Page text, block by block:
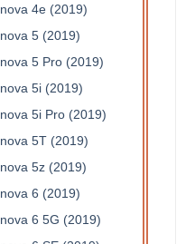
nova 4e (2019)
nova 5 (2019)
nova 5 Pro (2019)
nova 5i (2019)
nova 5i Pro (2019)
nova 5T (2019)
nova 5z (2019)
nova 6 (2019)
nova 6 5G (2019)